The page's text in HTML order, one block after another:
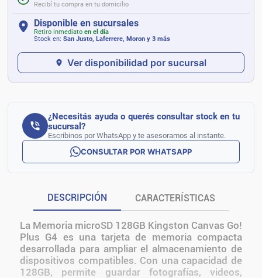
Recibí tu compra en tu domicilio
Disponible en sucursales
Retiro inmediato en el día
Stock en: San Justo, Laferrere, Moron y 3 más
Ver disponibilidad por sucursal
¿Necesitás ayuda o querés consultar stock en tu
sucursal?
Escribinos por WhatsApp y te asesoramos al instante.
CONSULTAR POR WHATSAPP
DESCRIPCIÓN CARACTERÍSTICAS
La Memoria microSD 128GB Kingston Canvas Go!
Plus G4 es una tarjeta de memoria compacta
desarrollada para ampliar el almacenamiento de
dispositivos compatibles. Con una capacidad de
128GB, permite guardar fotografías, videos,